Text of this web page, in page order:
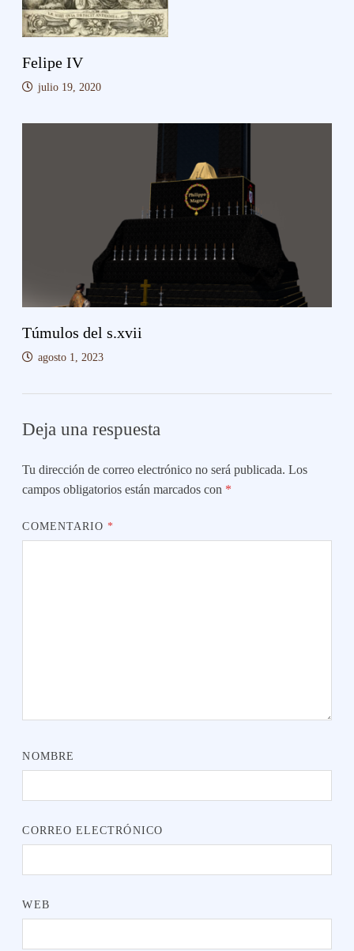
Felipe IV
julio 19, 2020
Túmulos del s.xvii
agosto 1, 2023
Deja una respuesta
Tu dirección de correo electrónico no será publicada. Los
campos obligatorios están marcados con *
COMENTARIO*
NOMBRE
CORREO ELECTRÓNICO
WEB